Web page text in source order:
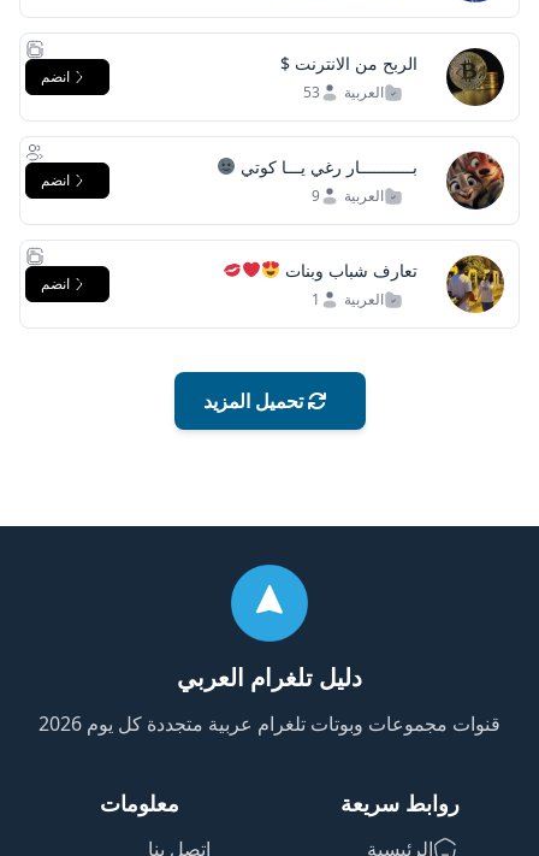
الربح من الانترنت $
العربية 53
انضم
بـــــــــــار رغي يـــا كوتي
العربية 9
انضم
تعارف شباب وبنات
العربية 1
انضم
تحميل المزيد
دليل تلغرام العربي
قنوات مجموعات وبوتات تلغرام عربية متجددة كل يوم 2026
روابط سريعة
الرئيسية
معلومات
اتصل بنا